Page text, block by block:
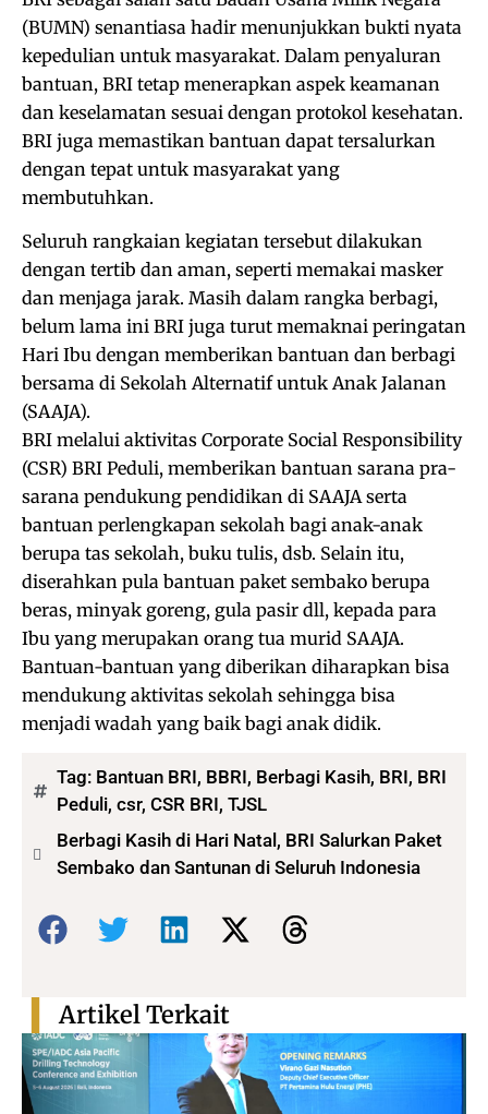
(BUMN) senantiasa hadir menunjukkan bukti nyata
kepedulian untuk masyarakat. Dalam penyaluran
bantuan, BRI tetap menerapkan aspek keamanan
dan keselamatan sesuai dengan protokol kesehatan.
BRI juga memastikan bantuan dapat tersalurkan
dengan tepat untuk masyarakat yang
membutuhkan.
Seluruh rangkaian kegiatan tersebut dilakukan
dengan tertib dan aman, seperti memakai masker
dan menjaga jarak. Masih dalam rangka berbagi,
belum lama ini BRI juga turut memaknai peringatan
Hari Ibu dengan memberikan bantuan dan berbagi
bersama di Sekolah Alternatif untuk Anak Jalanan
(SAAJA).
BRI melalui aktivitas Corporate Social Responsibility
(CSR) BRI Peduli, memberikan bantuan sarana pra-
sarana pendukung pendidikan di SAAJA serta
bantuan perlengkapan sekolah bagi anak-anak
berupa tas sekolah, buku tulis, dsb. Selain itu,
diserahkan pula bantuan paket sembako berupa
beras, minyak goreng, gula pasir dll, kepada para
Ibu yang merupakan orang tua murid SAAJA.
Bantuan-bantuan yang diberikan diharapkan bisa
mendukung aktivitas sekolah sehingga bisa
menjadi wadah yang baik bagi anak didik.
Tag: Bantuan BRI, BBRI, Berbagi Kasih, BRI, BRI
Peduli, csr, CSR BRI, TJSL
Berbagi Kasih di Hari Natal, BRI Salurkan Paket
Sembako dan Santunan di Seluruh Indonesia
Bagikan:
Artikel Terkait